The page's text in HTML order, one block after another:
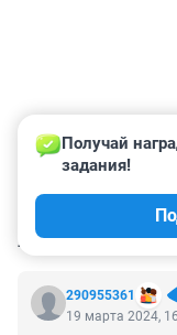
290955361
Получай
задания!
19 марта 2024,